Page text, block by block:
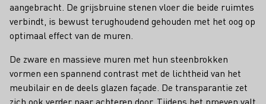
aangebracht. De grijsbruine stenen vloer die beide ruimtes
verbindt, is bewust terughoudend gehouden met het oog op
optimaal effect van de muren.
De zware en massieve muren met hun steenbrokken
vormen een spannend contrast met de lichtheid van het
meubilair en de deels glazen façade. De transparantie zet
zich ook verder naar achteren door. Tijdens het proeven valt